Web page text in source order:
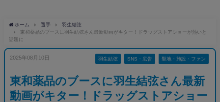
ホーム 選手
羽生結弦
東和薬品のブースに羽生結弦さん最新動画がキター！ドラッグストアショーが熱いと
話題に
2025年08月10日 羽生結弦 SNS・広告 聖地・施設・ファン
東和薬品のブースに羽生結弦さん最新
動画がキター！ドラッグストアショー